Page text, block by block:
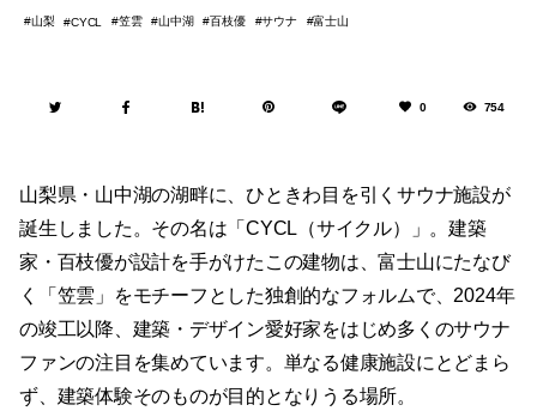
山梨 CYCL 笠雲 山中湖 百枝優 サウナ 富士山
0 754
山梨県・山中湖の湖畔に、ひときわ目を引くサウナ施設が
誕生しました。その名は「CYCL（サイクル）」。建築
家・百枝優が設計を手がけたこの建物は、富士山にたなび
く「笠雲」をモチーフとした独創的なフォルムで、2024年
の竣工以降、建築・デザイン愛好家をはじめ多くのサウナ
ファンの注目を集めています。単なる健康施設にとどまら
ず、建築体験そのものが目的となりうる場所。